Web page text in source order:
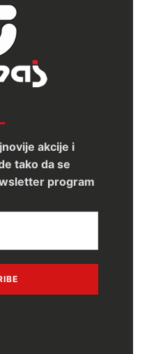
akcije i
tako da se
program